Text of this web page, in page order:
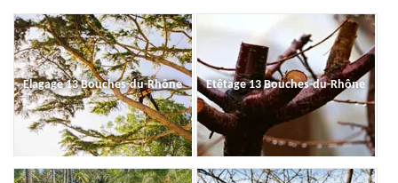
Elagage 13 Bouches-du-Rhône Etêtage 13 Bouches-du-Rhône